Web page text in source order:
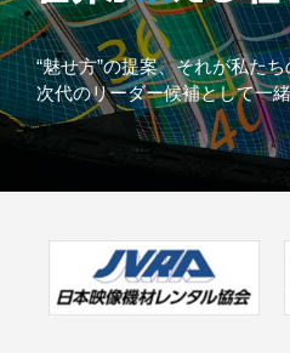
“魅せ方”の提案、それが私た
次代のリーダー候補として一